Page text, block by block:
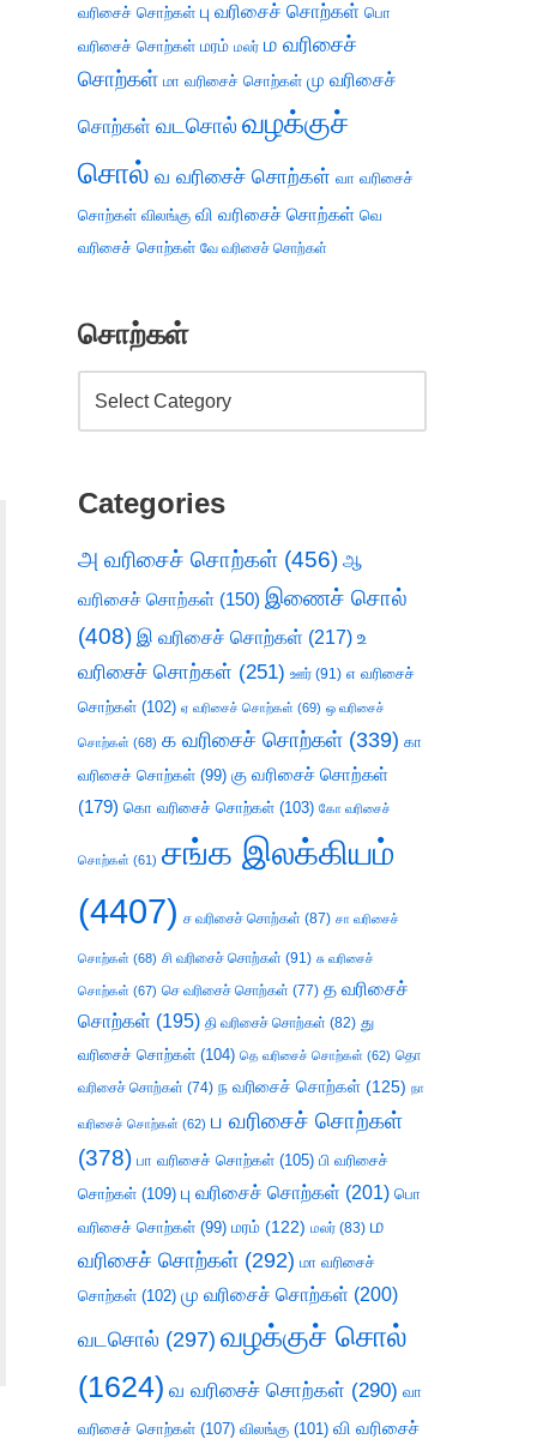
வரிசைச் சொற்கள் பு வரிசைச் சொற்கள் பொ
வரிசைச் சொற்கள் மரம் மலர் ம வரிசைச்
சொற்கள் மா வரிசைச் சொற்கள் மு வரிசைச்
சொற்கள் வடசொல் வழக்குச்
சொல் வ வரிசைச் சொற்கள் வா வரிசைச்
சொற்கள் விலங்கு வி வரிசைச் சொற்கள் வெ
வரிசைச் சொற்கள் வே வரிசைச் சொற்கள்
சொற்கள்
Categories
அ வரிசைச் சொற்கள் (456) ஆ
வரிசைச் சொற்கள் (150) இணைச் சொல்
(408) இ வரிசைச் சொற்கள் (217) உ
வரிசைச் சொற்கள் (251) ஊர் (91) எ வரிசைச்
சொற்கள் (102) ஏ வரிசைச் சொற்கள் (69) ஒ வரிசைச்
சொற்கள் (68) க வரிசைச் சொற்கள் (339) கா
வரிசைச் சொற்கள் (99) கு வரிசைச் சொற்கள்
(179) கொ வரிசைச் சொற்கள் (103) கோ வரிசைச்
சொற்கள் (61) சங்க இலக்கியம்
(4407) ச வரிசைச் சொற்கள் (87) சா வரிசைச்
சொற்கள் (68) சி வரிசைச் சொற்கள் (91) சு வரிசைச்
சொற்கள் (67) செ வரிசைச் சொற்கள் (77) த வரிசைச்
சொற்கள் (195) தி வரிசைச் சொற்கள் (82) து
வரிசைச் சொற்கள் (104) தெ வரிசைச் சொற்கள் (62) தொ
வரிசைச் சொற்கள் (74) ந வரிசைச் சொற்கள் (125) நா
வரிசைச் சொற்கள் (62) ப வரிசைச் சொற்கள்
(378) பா வரிசைச் சொற்கள் (105) பி வரிசைச்
சொற்கள் (109) பு வரிசைச் சொற்கள் (201) பொ
வரிசைச் சொற்கள் (99) மரம் (122) மலர் (83) ம
வரிசைச் சொற்கள் (292) மா வரிசைச்
சொற்கள் (102) மு வரிசைச் சொற்கள் (200)
வடசொல் (297) வழக்குச் சொல்
(1624) வ வரிசைச் சொற்கள் (290) வா
வரிசைச் சொற்கள் (107) விலங்கு (101) வி வரிசைச்